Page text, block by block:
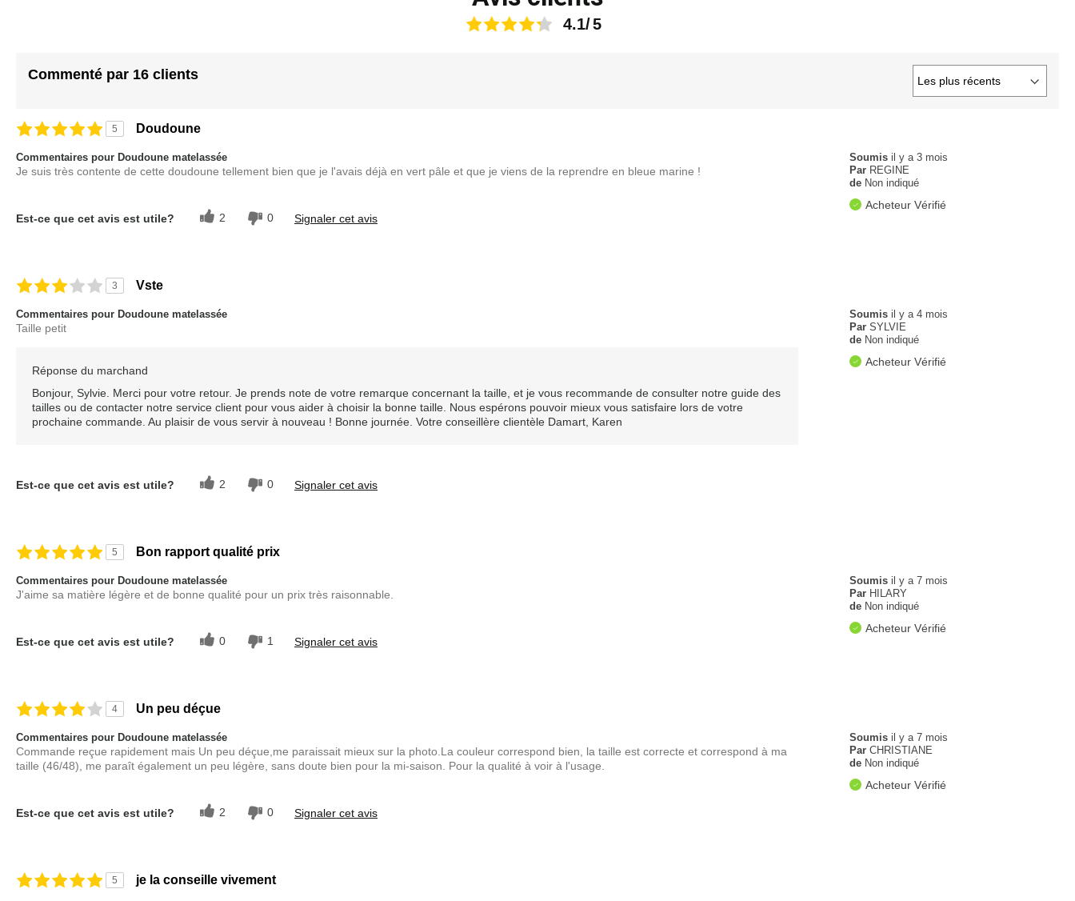
gallery
4.1
Commenté par 16 clients
5 Doudoune
Soumisil y a 3 mois
Par REGINE
de Non indiqué
Acheteur Vérifié
Commentaires pour Doudoune matelassée
Je suis très contente de cette doudoune tellement bien que je l'avais déjà en vert pâle et que je viens de la reprendre en bleue marine !
Est-ce que cet avis est utile? 2 0 Signaler cet avis
3 Vste
Soumisil y a 4 mois
Par SYLVIE
de Non indiqué
Acheteur Vérifié
Commentaires pour Doudoune matelassée
Taille petit
Réponse du marchand
Bonjour, Sylvie. Merci pour votre retour. Je prends note de votre remarque concernant la taille, et je vous recommande de consulter notre guide des
tailles ou de contacter notre service client pour vous aider à choisir la bonne taille. Nous espérons pouvoir mieux vous satisfaire lors de votre
prochaine commande. Au plaisir de vous servir à nouveau ! Bonne journée. Votre conseillère clientèle Damart, Karen
Est-ce que cet avis est utile? 2 0 Signaler cet avis
5 Bon rapport qualité prix
Soumisil y a 7 mois
Par HILARY
de Non indiqué
Acheteur Vérifié
Commentaires pour Doudoune matelassée
J'aime sa matière légère et de bonne qualité pour un prix très raisonnable.
Est-ce que cet avis est utile? 0 1 Signaler cet avis
4 Un peu déçue
Soumisil y a 7 mois
Par CHRISTIANE
de Non indiqué
Acheteur Vérifié
Commentaires pour Doudoune matelassée
Commande reçue rapidement mais Un peu déçue,me paraissait mieux sur la photo.La couleur correspond bien, la taille est correcte et correspond à ma
taille (46/48), me paraît également un peu légère, sans doute bien pour la mi-saison. Pour la qualité à voir à l'usage.
Est-ce que cet avis est utile? 2 0 Signaler cet avis
5 je la conseille vivement